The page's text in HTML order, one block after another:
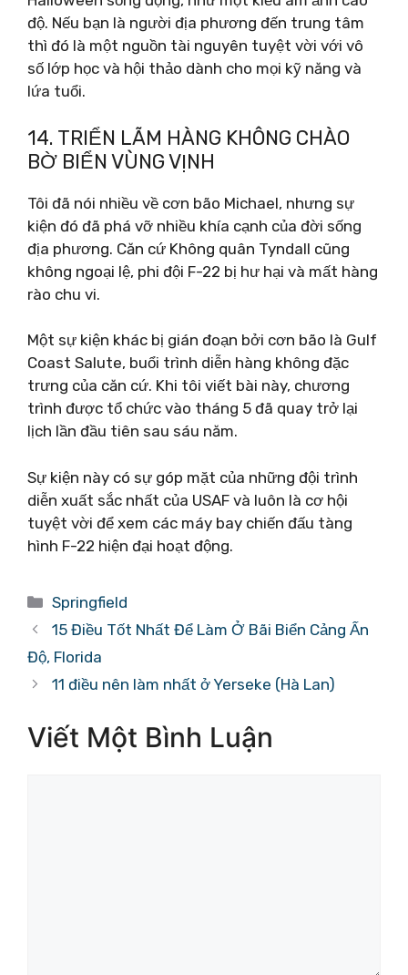
độ. Nếu bạn là người địa phương đến trung tâm
thì đó là một nguồn tài nguyên tuyệt vời với vô
số lớp học và hội thảo dành cho mọi kỹ năng và
lứa tuổi.
14. TRIỂN LÃM HÀNG KHÔNG CHÀO
BỜ BIỂN VÙNG VỊNH
Tôi đã nói nhiều về cơn bão Michael, nhưng sự
kiện đó đã phá vỡ nhiều khía cạnh của đời sống
địa phương. Căn cứ Không quân Tyndall cũng
không ngoại lệ, phi đội F-22 bị hư hại và mất hàng
rào chu vi.
Một sự kiện khác bị gián đoạn bởi cơn bão là Gulf
Coast Salute, buổi trình diễn hàng không đặc
trưng của căn cứ. Khi tôi viết bài này, chương
trình được tổ chức vào tháng 5 đã quay trở lại
lịch lần đầu tiên sau sáu năm.
Sự kiện này có sự góp mặt của những đội trình
diễn xuất sắc nhất của USAF và luôn là cơ hội
tuyệt vời để xem các máy bay chiến đấu tàng
hình F-22 hiện đại hoạt động.
Danh
mục
Springfield
15 Điều Tốt Nhất Để Làm Ở Bãi Biển Cảng Ấn
Độ, Florida
11 điều nên làm nhất ở Yerseke (Hà Lan)
Viết Một Bình Luận